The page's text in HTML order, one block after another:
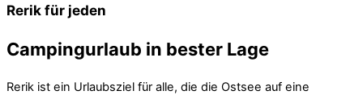
Rerik für jeden
Campingurlaub in bester Lage
Rerik ist ein Urlaubsziel für alle, die die Ostsee auf eine